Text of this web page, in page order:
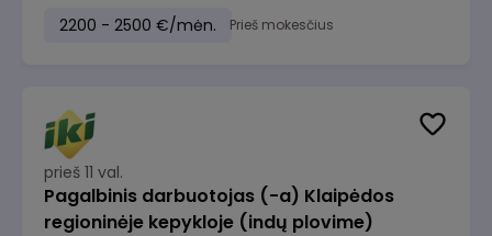
2200 - 2500 €/mėn. Prieš mokesčius
prieš 11 val.
Pagalbinis darbuotojas (-a) Klaipėdos
regioninėje kepykloje (indų plovime)